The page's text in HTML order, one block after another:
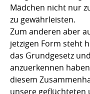
Mädchen nicht nur
zu gewährleisten.
Zum anderen aber
jetzigen Form steht
das Grundgesetz
anzuerkennen
diesem
unsere geflüchteten